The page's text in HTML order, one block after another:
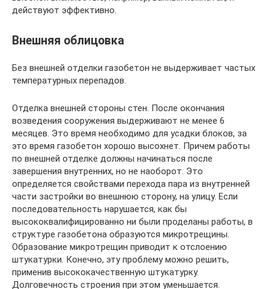
действуют эффективно.
Внешняя облицовка
Без внешней отделки газобетон не выдерживает частых
температурных перепадов.
Отделка внешней стороны стен. После окончания
возведения сооружения выдерживают не менее 6
месяцев. Это время необходимо для усадки блоков, за
это время газобетон хорошо высохнет. Причем работы
по внешней отделке должны начинаться после
завершения внутренних, но не наоборот. Это
определяется свойствами перехода пара из внутренней
части застройки во внешнюю сторону, на улицу. Если
последовательность нарушается, как бы
высококвалифицированно ни были проделаны работы, в
структуре газобетона образуются микротрещины.
Образование микротрещин приводит к отслоению
штукатурки. Конечно, эту проблему можно решить,
применив высококачественную штукатурку.
Долговечность строения при этом уменьшается.